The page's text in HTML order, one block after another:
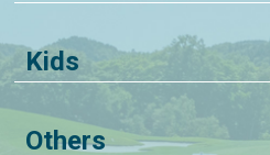
Kids
Others